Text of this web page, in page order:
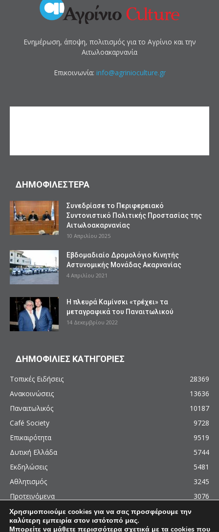
Ενημέρωση, άποψη, πολιτισμός για το Αγρίνιο και την
Αιτωλοακαρνανία
Επικοινωνία: info@agrinioculture.gr
ΔΗΜΟΦΙΛΕΣΤΕΡΑ
Συνεδρίασε το Περιφερειακό
Συντονιστικό Πολιτικής Προστασίας της
Αιτωλοακαρνανίας
10 Απριλίου 2025
Εβδομαδιαίο Δρομολόγιο Κινητής
Αστυνομικής Μονάδας Ακαρνανίας
4 Απριλίου 2021
Η πλευρά Καμίνσκι «τρέχει» τα
μεταγραφικά του Παναιτωλικού
14 Δεκεμβρίου 2022
ΔΗΜΟΦΙΛΙΕΣ ΚΑΤΗΓΟΡΙΕΣ
Τοπικές Ειδήσεις
28369
Ανακοινώσεις
13636
Παναιτωλικός
10187
Café Society
9728
Επικαιρότητα
9519
Δυτική Ελλάδα
5744
Εκδηλώσεις
5481
Αθλητισμός
3245
Προτεινόμενα
3076
Χρησιμοποιούμε cookies για να σας προσφέρουμε την
καλύτερη εμπειρία στον ιστότοπό μας.
Μπορείτε να μάθετε περισσότερα σχετικά με τα cookies που